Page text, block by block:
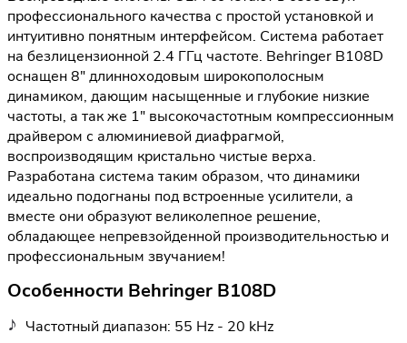
профессионального качества с простой установкой и
интуитивно понятным интерфейсом. Система работает
на безлицензионной 2.4 ГГц частоте. Behringer B108D
оснащен 8" длинноходовым широкополосным
динамиком, дающим насыщенные и глубокие низкие
частоты, а так же 1" высокочастотным компрессионным
драйвером с алюминиевой диафрагмой,
воспроизводящим кристально чистые верха.
Разработана система таким образом, что динамики
идеально подогнаны под встроенные усилители, а
вместе они образуют великолепное решение,
обладающее непревзойденной производительностью и
профессиональным звучанием!
Особенности Behringer B108D
Частотный диапазон: 55 Hz - 20 kHz